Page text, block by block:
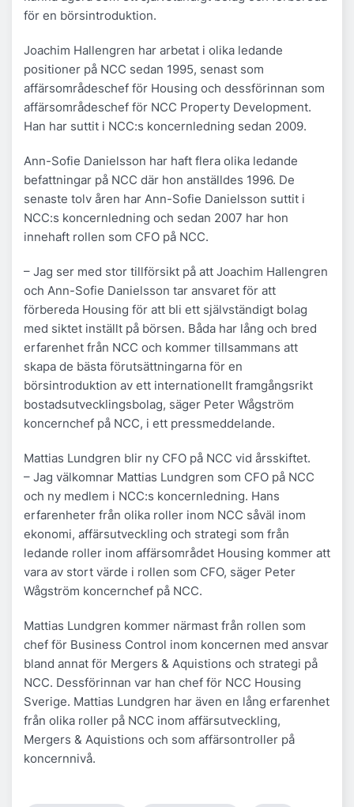
för en börsintroduktion.
Joachim Hallengren har arbetat i olika ledande
positioner på NCC sedan 1995, senast som
affärsområdeschef för Housing och dessförinnan som
affärsområdeschef för NCC Property Development.
Han har suttit i NCC:s koncernledning sedan 2009.
Ann-Sofie Danielsson har haft flera olika ledande
befattningar på NCC där hon anställdes 1996. De
senaste tolv åren har Ann-Sofie Danielsson suttit i
NCC:s koncernledning och sedan 2007 har hon
innehaft rollen som CFO på NCC.
– Jag ser med stor tillförsikt på att Joachim Hallengren
och Ann-Sofie Danielsson tar ansvaret för att
förbereda Housing för att bli ett självständigt bolag
med siktet inställt på börsen. Båda har lång och bred
erfarenhet från NCC och kommer tillsammans att
skapa de bästa förutsättningarna för en
börsintroduktion av ett internationellt framgångsrikt
bostadsutvecklingsbolag, säger Peter Wågström
koncernchef på NCC, i ett pressmeddelande.
Mattias Lundgren blir ny CFO på NCC vid årsskiftet.
– Jag välkomnar Mattias Lundgren som CFO på NCC
och ny medlem i NCC:s koncernledning. Hans
erfarenheter från olika roller inom NCC såväl inom
ekonomi, affärsutveckling och strategi som från
ledande roller inom affärsområdet Housing kommer att
vara av stort värde i rollen som CFO, säger Peter
Wågström koncernchef på NCC.
Mattias Lundgren kommer närmast från rollen som
chef för Business Control inom koncernen med ansvar
bland annat för Mergers & Aquistions och strategi på
NCC. Dessförinnan var han chef för NCC Housing
Sverige. Mattias Lundgren har även en lång erfarenhet
från olika roller på NCC inom affärsutveckling,
Mergers & Aquistions och som affärsontroller på
koncernnivå.